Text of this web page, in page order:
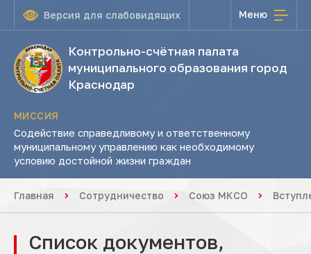
Версия для слабовидящих Меню
Контрольно-счётная палата
муниципального образования город
Краснодар
МИССИЯ
Содействие справедливому и ответственному
муниципальному управлению как необходимому
условию достойной жизни граждан
Главная Сотрудничество Союз МКСО
Список документов,